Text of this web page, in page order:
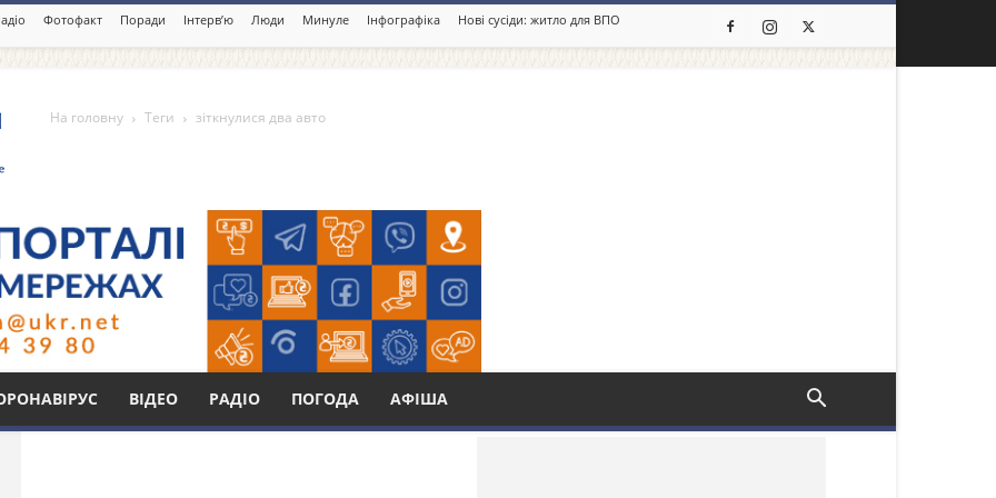
Фотофакт Поради Інтерв’ю Люди Минуле Інфографіка Нові сусіди: житло для ВПО
ВІДЕО РАДІО ПОГОДА АФІША
На головну Теги зіткнулися два авто